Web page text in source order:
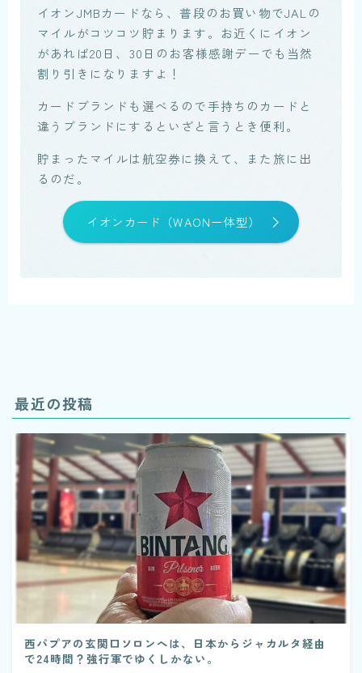
イオンJMBカードなら、普段のお買い物でJALの
マイルがコツコツ貯まります。お近くにイオン
があれば20日、30日のお客様感謝デーでも当然
割り引きになりますよ！
カードブランドも選べるので手持ちのカードと
違うブランドにするといざと言うとき便利。
貯まったマイルは航空券に換えて、また旅に出
るのだ。
イオンカード（WAON一体型）
最近の投稿
西パプアの玄関口ソロンへは、日本からジャカルタ経由
で24時間？強行軍でゆくしかない。